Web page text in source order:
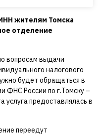
жителям Томска
отделение
вопросам выдачи
налогового
будет обращаться в
ФНС России по г.Томску –
услуга предоставлялась в
переедут